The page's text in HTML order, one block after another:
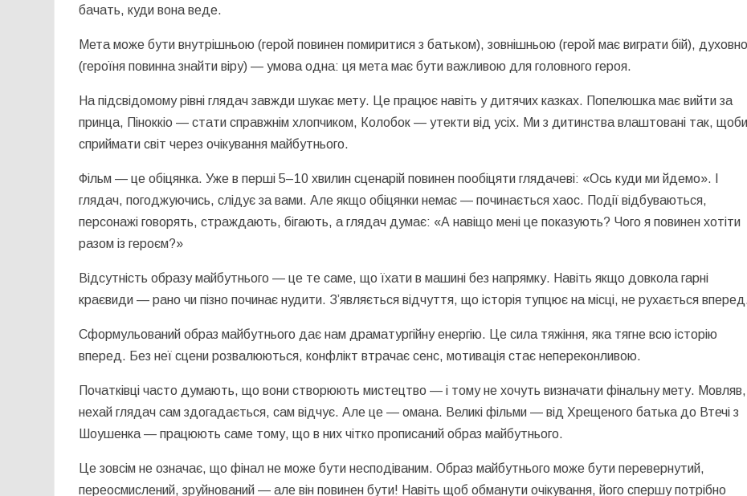
бачать, куди вона веде.
Мета може бути внутрішньою (герой повинен помиритися з батьком), зовнішньою (герой має виграти бій),
(героїня повинна знайти віру) — умова одна: ця мета має бути важливою для головного героя.
На підсвідомому рівні глядач завжди шукає мету. Це працює навіть у дитячих казках. Попелюшка має вийти за
принца, Піноккіо — стати справжнім хлопчиком, Колобок — утекти від усіх. Ми з дитинства влаштовані так, щоби
сприймати світ через очікування майбутнього.
Фільм — це обіцянка. Уже в перші 5–10 хвилин сценарій повинен пообіцяти глядачеві: «Ось куди ми йдемо». І
глядач, погоджуючись, слідує за вами. Але якщо обіцянки немає — починається хаос. Події відбуваються,
персонажі говорять, страждають, бігають, а глядач думає: «А навіщо мені це показують? Чого я повинен хотіти
разом із героєм?»
Відсутність образу майбутнього — це те саме, що їхати в машині без напрямку. Навіть якщо довкола гарні
краєвиди — рано чи пізно починає нудити. З’являється відчуття, що історія тупцює на місці, не рухається
Сформульований образ майбутнього дає нам драматургійну енергію. Це сила тяжіння, яка тягне всю історію
вперед. Без неї сцени розвалюються, конфлікт втрачає сенс, мотивація стає непереконливою.
Початківці часто думають, що вони створюють мистецтво — і тому не хочуть визначати фінальну мету. Мовляв,
нехай глядач сам здогадається, сам відчує. Але це — омана. Великі фільми — від Хрещеного батька до Втечі з
Шоушенка — працюють саме тому, що в них чітко прописаний образ майбутнього.
Це зовсім не означає, що фінал не може бути несподіваним. Образ майбутнього може бути перевернутий,
переосмислений, зруйнований — але він повинен бути! Навіть щоб обманути очікування, його спершу потрібно